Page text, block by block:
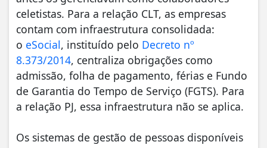
celetistas. Para a relação CLT, as empresas
contam com infraestrutura consolidada:
o eSocial, instituído pelo Decreto nº
8.373/2014, centraliza obrigações como
admissão, folha de pagamento, férias e Fundo
de Garantia do Tempo de Serviço (FGTS). Para
a relação PJ, essa infraestrutura não se aplica.
Os sistemas de gestão de pessoas disponíveis